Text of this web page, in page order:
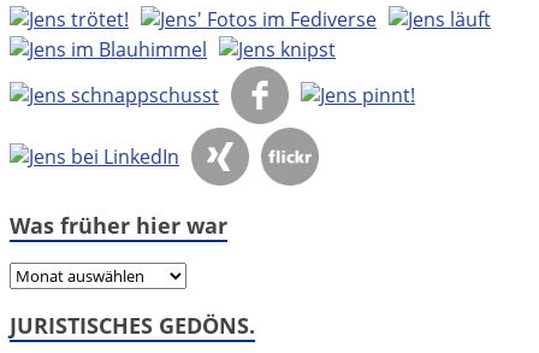
Was früher hier war
Was
hier
JURISTISCHES GEDÖNS.